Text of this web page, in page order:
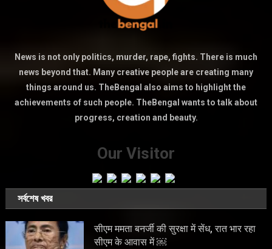
News is not only politics, murder, rape, fights. There is much
news beyond that. Many creative people are creating many
things around us. TheBengal also aims to highlight the
achievements of such people. TheBengal wants to talk about
progress, creation and beauty.
Our Visitor
সর্বশেষ খবর
सीएम ममता बनर्जी की सुरक्षा में सेंध, रात भार रहा
सीएम के आवास में ￼